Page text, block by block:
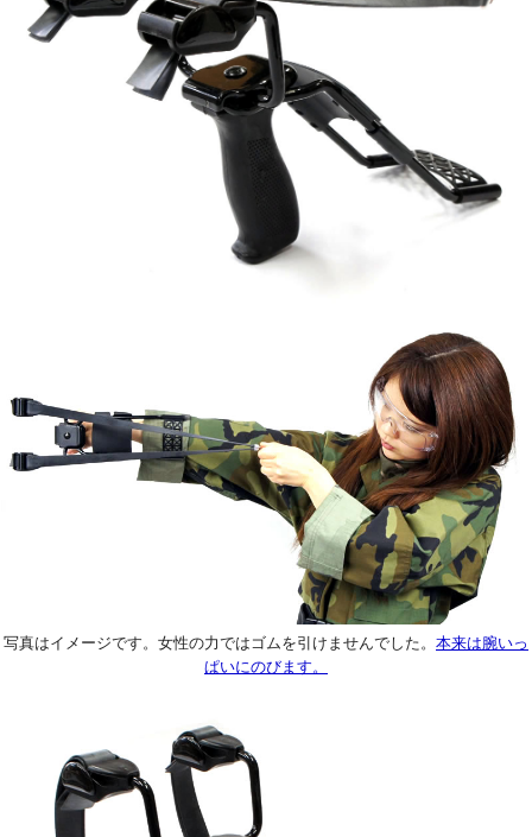
写真はイメージです。女性の力ではゴムを引けませんでした。 本来は腕いっ
ぱいにのびます。